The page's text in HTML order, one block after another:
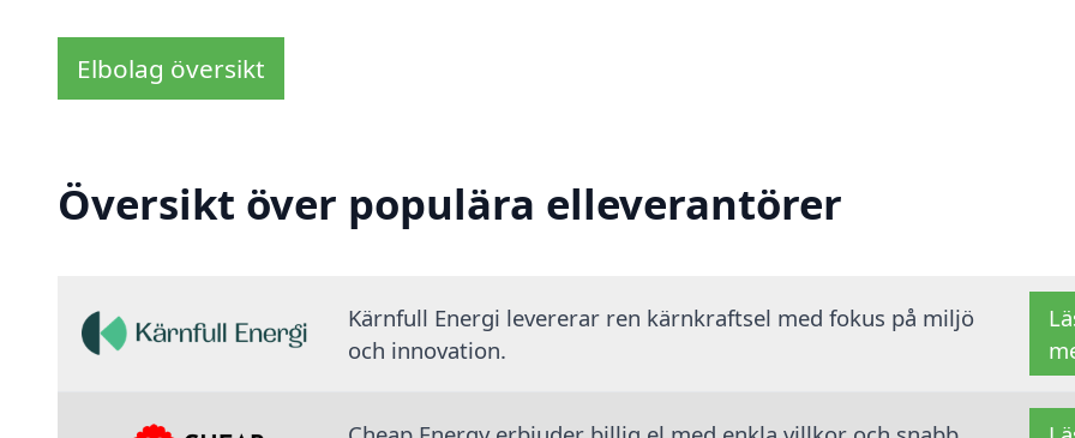
Elbolag översikt
Översikt över populära elleverantörer
Kärnfull Energi levererar ren kärnkraftsel med fokus på miljö
och innovation.